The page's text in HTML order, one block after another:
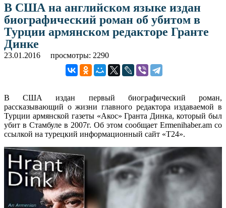
В США на английском языке издан
биографический роман об убитом в
Турции армянском редакторе Гранте
Динке
23.01.2016 просмотры: 2290
В США издан первый биографический роман,
рассказывающий о жизни главного редактора издаваемой в
Турции армянской газеты «Акос» Гранта Динка, который был
убит в Стамбуле в 2007г. Об этом сообщает Ermenihaber.am со
ссылкой на турецкий информационный сайт «T24».